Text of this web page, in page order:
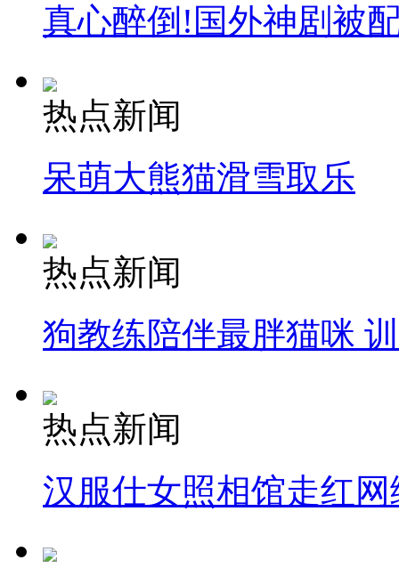
真心醉倒!国外神剧被
热点新闻
呆萌大熊猫滑雪取乐
热点新闻
狗教练陪伴最胖猫咪
热点新闻
汉服仕女照相馆走红网